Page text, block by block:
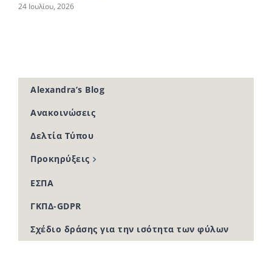
24 Ιουλίου, 2026
Alexandra’s Blog
Ανακοινώσεις
Δελτία Τύπου
Προκηρύξεις
ΕΣΠΑ
ΓΚΠΔ-GDPR
Σχέδιο δράσης για την ισότητα των φύλων